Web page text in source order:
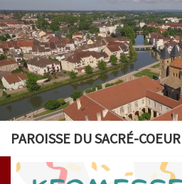
PAROISSE DU SACRÉ-